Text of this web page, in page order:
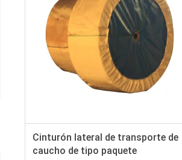
Cinturón lateral de transporte de
caucho de tipo paquete